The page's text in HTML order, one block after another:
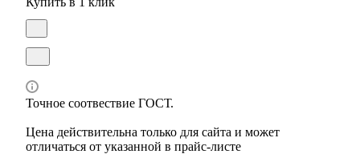
Точное соотвествие ГОСТ.
Цена действительна только для сайта и может
отличаться от указанной в прайс-листе